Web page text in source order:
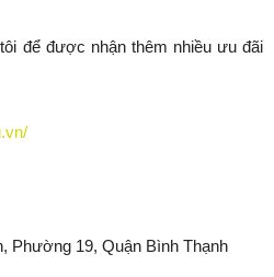
để được nhận thêm nhiều ưu đãi
Phường 19, Quận Bình Thạnh